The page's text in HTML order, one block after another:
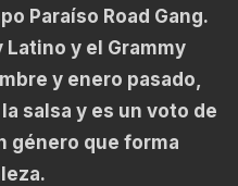
Paraíso Road Gang.
Latino y el Grammy
y enero pasado,
salsa y es un voto de
género que forma